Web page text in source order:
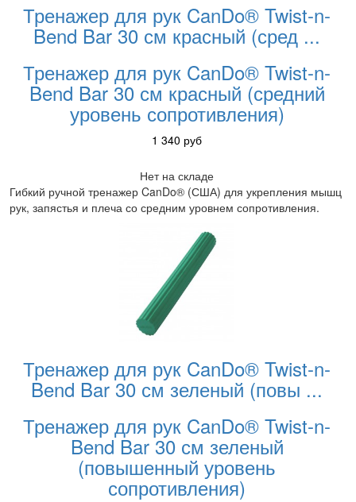
Тренажер для рук CanDo® Twist-n-
Bend Bar 30 см красный (сред ...
Тренажер для рук CanDo® Twist-n-
Bend Bar 30 см красный (средний
уровень сопротивления)
1 340 руб
Нет на складе
Гибкий ручной тренажер CanDo® (США) для укрепления мышц
рук, запястья и плеча со средним уровнем сопротивления.
Тренажер для рук CanDo® Twist-n-
Bend Bar 30 см зеленый (повы ...
Тренажер для рук CanDo® Twist-n-
Bend Bar 30 см зеленый
(повышенный уровень
сопротивления)